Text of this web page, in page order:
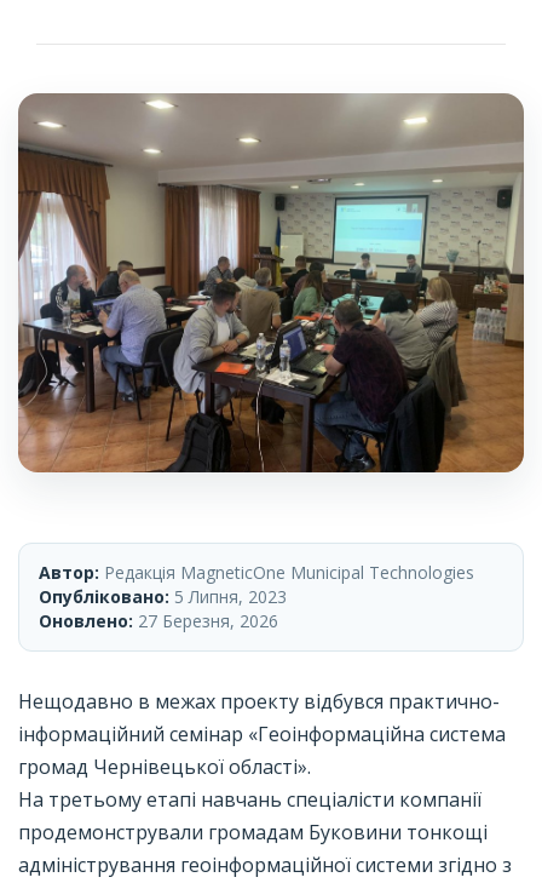
Автор: Редакція MagneticOne Municipal Technologies
Опубліковано: 5 Липня, 2023
Оновлено: 27 Березня, 2026
Нещодавно в межах проекту відбувся практично-
інформаційний семінар «Геоінформаційна система
громад Чернівецької області».
На третьому етапі навчань спеціалісти компанії
продемонстрували громадам Буковини тонкощі
адміністрування геоінформаційної системи згідно з